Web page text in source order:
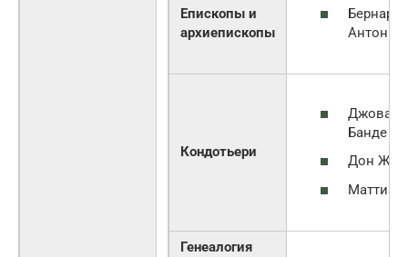
Епископы и
архиепископы
Антонио
Кондотьери
Банде
Дон
Маттиас
Генеалогия